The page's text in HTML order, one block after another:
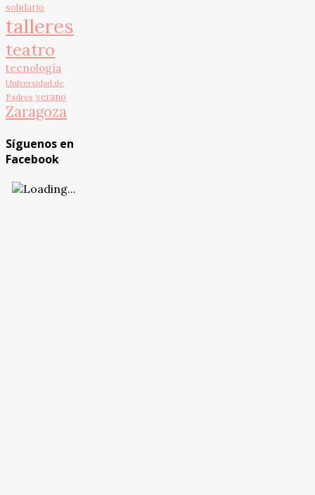
solidario
talleres
teatro
tecnología
Universidad de
Padres verano
Zaragoza
Síguenos en
Facebook